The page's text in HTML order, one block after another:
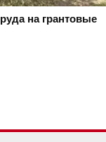
на грантовые